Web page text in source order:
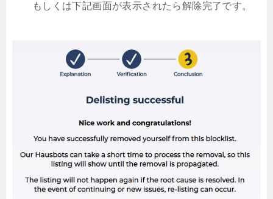
もしくは下記画面が表示されたら解除完了です。